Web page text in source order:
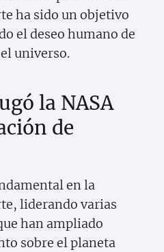
ha sido un objetivo
el deseo humano de
universo.
la NASA
de
en la
liderando varias
han ampliado
sobre el planeta